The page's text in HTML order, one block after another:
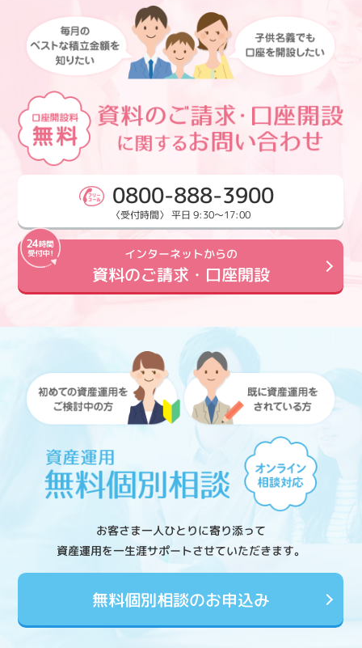
0800-888-3900
〈受付時間〉 平日 9:30～17:00
インターネットからの
資料のご請求・口座開設
お客さま一人ひとりに寄り添って
資産運用を一生涯サポートさせていただきます。
無料個別相談のお申込み